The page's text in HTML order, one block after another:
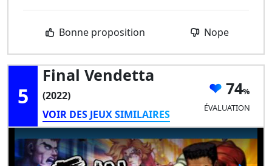
Bonne proposition Nope
5
Final Vendetta
(2022)
VOIR DES JEUX SIMILAIRES
74
ÉVALUATION